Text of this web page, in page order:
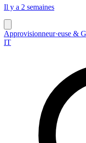
Il y a 2 semaines
Approvisionneur·euse &
IT